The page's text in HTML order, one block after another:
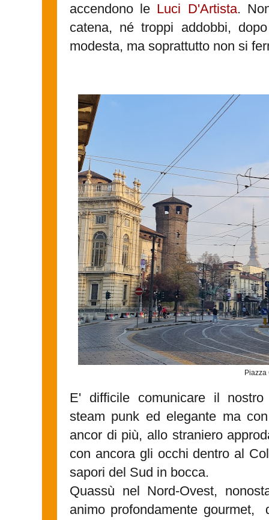
accendono le Luci D'Artista.
catena, né troppi addobbi,
modesta, ma soprattutto non si
Piazza
E' difficile comunicare il
steam punk ed elegante ma
ancor di più, allo straniero
con ancora gli occhi dentro al
sapori del Sud in bocca.
Quassù nel Nord-Ovest,
animo profondamente gourmet,